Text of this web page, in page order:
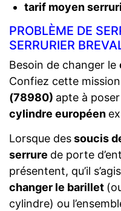
tarif moyen
PROBLÈME DE
SERRURIER
Besoin de changer le
Confiez cette
(78980) apte à
cylindre européen
Lorsque dessoucis
serrure de porte
présentent, qu’il
changer le barillet
cylindre) ou